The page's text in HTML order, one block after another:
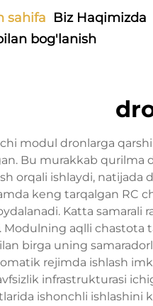
sahifa Biz Haqimizda
bog'lanish
modul dronlarga
Bu murakkab qurilma
orqali ishlaydi,
keng tarqalgan
Katta
Modulning aqlli chastota
birga uning
rejimda ishlash
infrastrukturasi
ishonchli ishlashini